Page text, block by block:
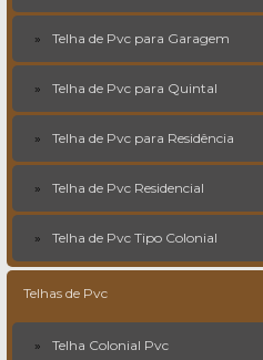
Telha de Pvc para Garagem
Telha de Pvc para Quintal
Telha de Pvc para Residência
Telha de Pvc Residencial
Telha de Pvc Tipo Colonial
Telhas de Pvc
Telha Colonial Pvc